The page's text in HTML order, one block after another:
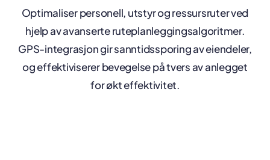
Optimaliser personell, utstyr og ressursruter ved
hjelp av avanserte ruteplanleggingsalgoritmer.
GPS-integrasjon gir sanntidssporing av eiendeler,
og effektiviserer bevegelse på tvers av anlegget
for økt effektivitet.